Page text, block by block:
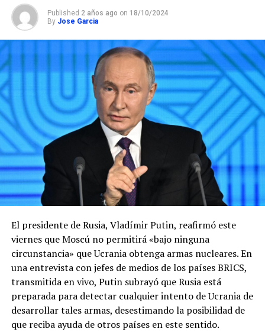
Published 2 años ago on 18/10/2024
By Jose Garcia
El presidente de Rusia, Vladímir Putin, reafirmó este
viernes que Moscú no permitirá «bajo ninguna
circunstancia» que Ucrania obtenga armas nucleares. En
una entrevista con jefes de medios de los países BRICS,
transmitida en vivo, Putin subrayó que Rusia está
preparada para detectar cualquier intento de Ucrania de
desarrollar tales armas, desestimando la posibilidad de
que reciba ayuda de otros países en este sentido.